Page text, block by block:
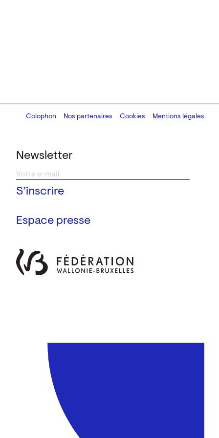
Newsletter
Espace presse
Colophon
Design:Marcel Kaczmarek, code:8080.studio
Nos partenaires Cookies Mentions légales